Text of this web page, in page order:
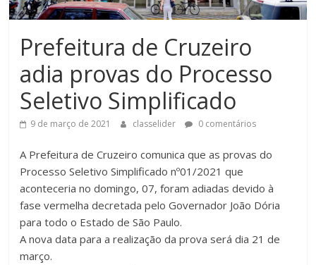
Prefeitura de Cruzeiro
adia provas do Processo
Seletivo Simplificado
9 de março de 2021 classelider 0 comentários
A Prefeitura de Cruzeiro comunica que as provas do
Processo Seletivo Simplificado nº01/2021 que
aconteceria no domingo, 07, foram adiadas devido à
fase vermelha decretada pelo Governador João Dória
para todo o Estado de São Paulo.
A nova data para a realização da prova será dia 21 de
março.